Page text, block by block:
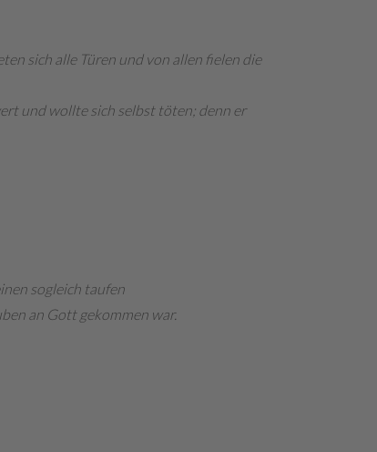
sich alle Türen und von allen fielen die
und wollte sich selbst töten; denn er
sogleich taufen
an Gott gekommen war.